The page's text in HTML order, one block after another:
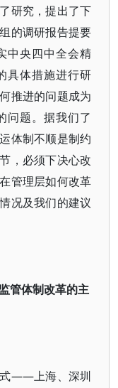
研究，提出了下
的调研报告提要
中央四中全会精
具体措施进行研
推进的问题成为
问题。据我们了
体制不顺是制约
，必须下决心改
管理层如何改革
况及我们的建议
管体制改革的主
式——上海、深圳